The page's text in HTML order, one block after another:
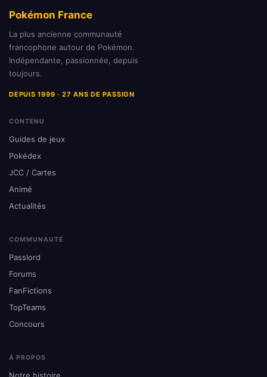
Pokémon France
La plus ancienne communauté
francophone autour de Pokémon.
Indépendante, passionnée, depuis
toujours.
DEPUIS 1999 · 27 ANS DE PASSION
CONTENU
Guides de jeux
Pokédex
JCC / Cartes
Animé
Actualités
COMMUNAUTÉ
Passlord
Forums
FanFictions
TopTeams
Concours
À PROPOS